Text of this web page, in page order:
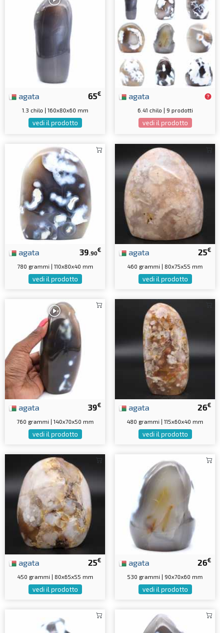
65€
agata
1.3 chilo | 160x80x60 mm
vedi il prodotto
agata
6.41 chilo | 9 prodotti
vedi il prodotto
39 .90€
agata
780 grammi | 110x80x40 mm
vedi il prodotto
25€
agata
460 grammi | 80x75x55 mm
vedi il prodotto
39€
agata
760 grammi | 140x70x50 mm
vedi il prodotto
26€
agata
480 grammi | 115x60x40 mm
vedi il prodotto
25€
agata
450 grammi | 80x65x55 mm
vedi il prodotto
26€
agata
530 grammi | 90x70x60 mm
vedi il prodotto